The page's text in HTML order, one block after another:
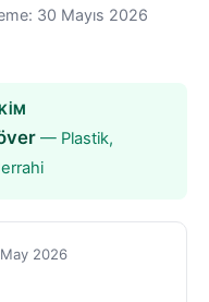
30 Mayıs 2026
— Plastik,
2026